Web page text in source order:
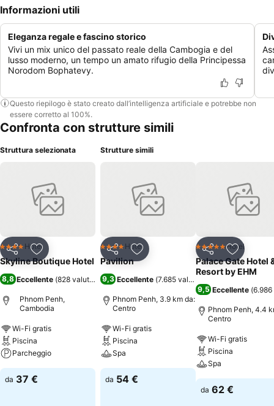
Informazioni utili
Eleganza regale e fascino storico
Vivi un mix unico del passato reale della Cambogia e del
lusso moderno, un tempo un amato rifugio della Principessa
Norodom Bophatevy.
Questo riepilogo è stato creato dall’intelligenza artificiale e potrebbe non
essere corretto al 100%.
Confronta con strutture simili
Struttura selezionata
CondividiAggiungi ai preferiti
4 StelleHotel
Skyline Boutique Hotel
8,8 Eccellente (828 valutazioni)
Phnom Penh,
Cambodia
Wi-Fi gratis
Piscina
Parcheggio
da 37 €
Strutture simili
CondividiAggiungi ai preferiti
4 StelleHotel
Pavilion
9,3 Eccellente (7.685 valutazioni
Phnom Penh, 3.9 km da:
Centro
Wi-Fi gratis
Piscina
Spa
da 54 €
Condividi
5 Stelle Hotel
Palace Gate Hotel
Resort by EHM
9,5 Eccellente (
Phnom Penh, 4.4
Centro
Wi-Fi gratis
Piscina
Spa
da 62 €